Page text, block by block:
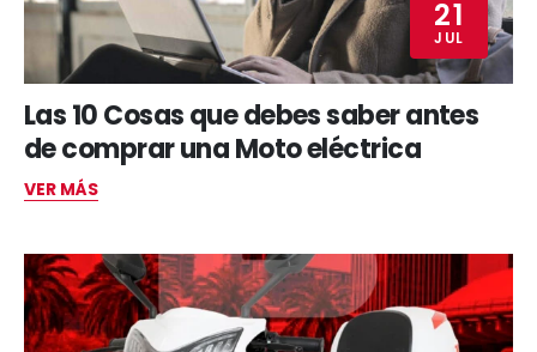
21
JUL
Las 10 Cosas que debes saber antes
de comprar una Moto eléctrica
VER MÁS